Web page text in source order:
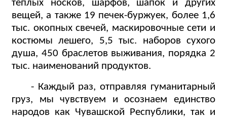
теплых носков, шарфов, шапок и других
вещей, а также 19 печек-буржуек, более 1,6
тыс. окопных свечей, маскировочные сети и
костюмы лешего, 5,5 тыс. наборов сухого
душа, 450 браслетов выживания, порядка 2
тыс. наименований продуктов.
- Каждый раз, отправляя гуманитарный
груз, мы чувствуем и осознаем единство
народов как Чувашской Республики, так и